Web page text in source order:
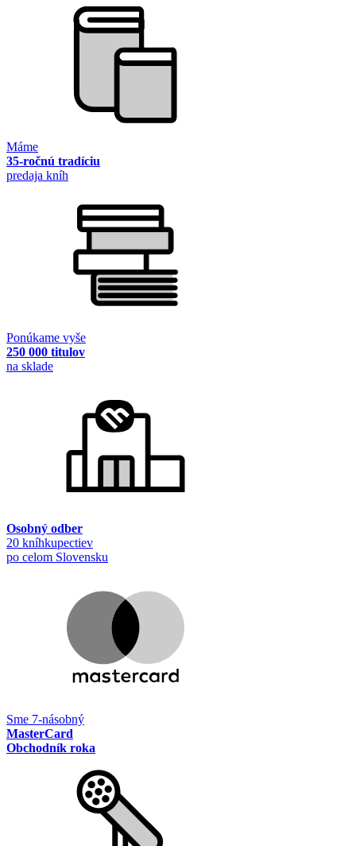
Máme
35-ročnú tradíciu
predaja kníh
Ponúkame vyše
250 000 titulov
na sklade
Osobný odber
20 kníhkupectiev
po celom Slovensku
Sme 7-násobný
MasterCard
Obchodník roka